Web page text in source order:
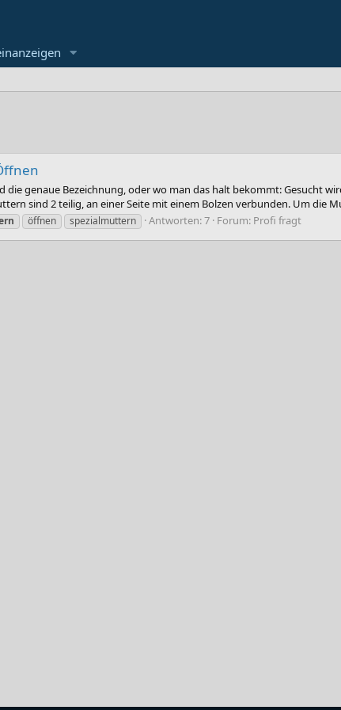
die genaue Bezeichnung, oder wo man das halt bekommt: Gesucht
sind 2 teilig, an einer Seite mit einem Bolzen verbunden. Um die
öffnen spezialmuttern Antworten: 7 Forum: Profi fragt